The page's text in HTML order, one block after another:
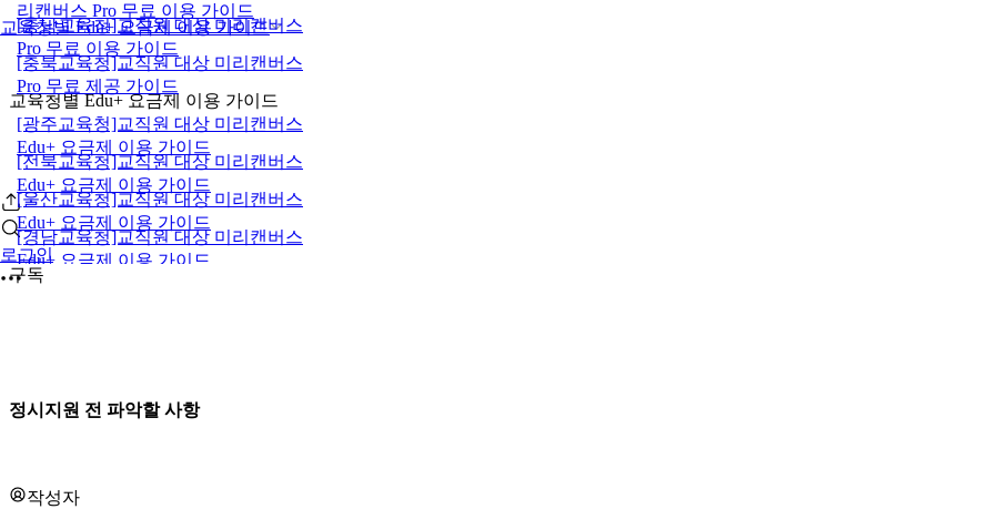
교육청별 Edu+ 요금제 이용 가이드
로그인
리캔버스 Pro 무료 이용 가이드
[충남교육청]교직원 대상 미리캔버스
Pro 무료 이용 가이드
[충북교육청]교직원 대상 미리캔버스
Pro 무료 제공 가이드
교육청별 Edu+ 요금제 이용 가이드
[광주교육청]교직원 대상 미리캔버스
Edu+ 요금제 이용 가이드
[전북교육청]교직원 대상 미리캔버스
Edu+ 요금제 이용 가이드
[울산교육청]교직원 대상 미리캔버스
Edu+ 요금제 이용 가이드
[경남교육청]교직원 대상 미리캔버스
Edu+ 요금제 이용 가이드
구독
정시지원 전 파악할 사항
작성자